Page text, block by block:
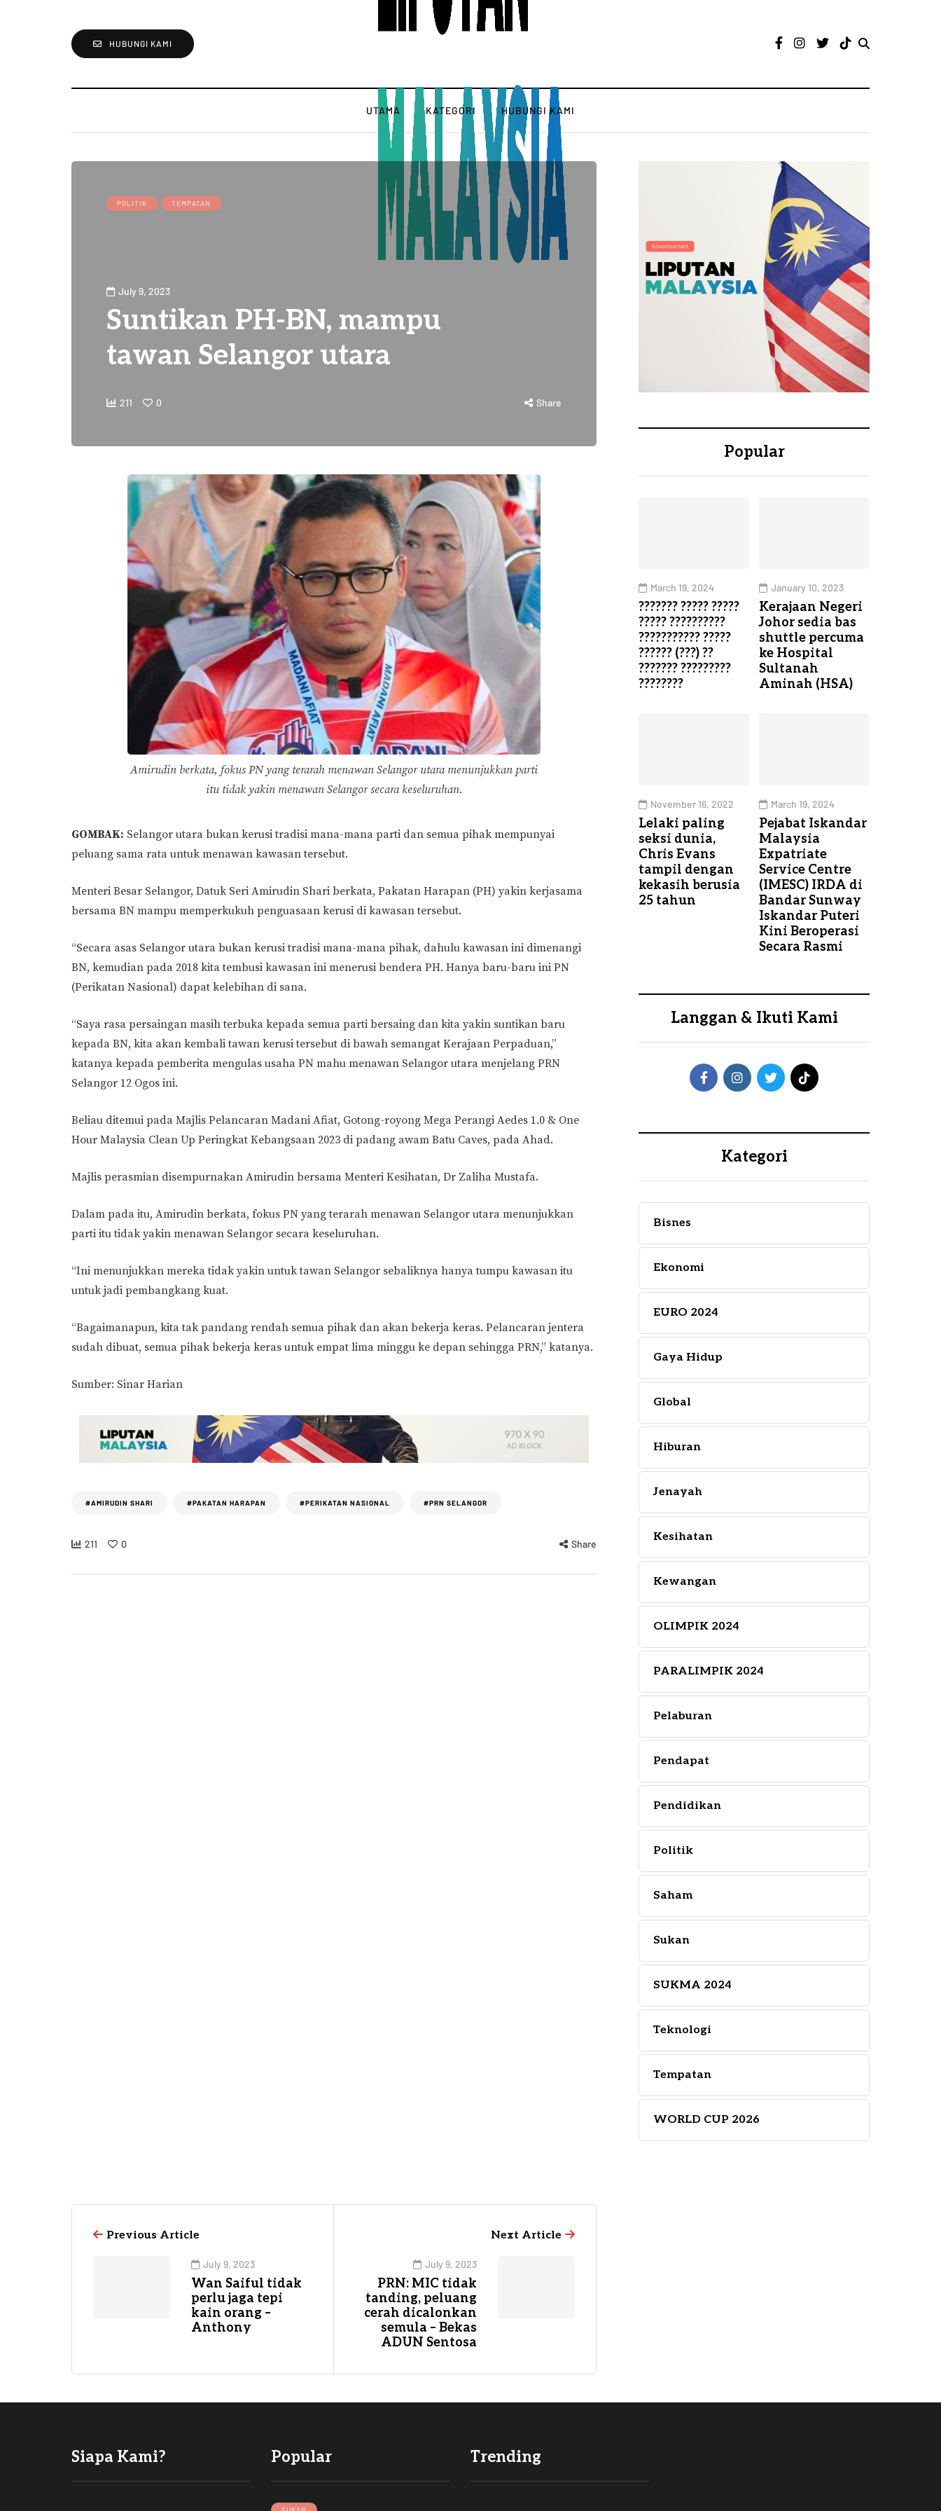
HUBUNGI KAMI
UTAMA KATEGORI HUBUNGI KAMI
POLITIK TEMPATAN
July 9, 2023
Suntikan PH-BN, mampu
tawan Selangor utara
211 0 Share
Amirudin berkata, fokus PN yang terarah menawan Selangor utara menunjukkan parti
itu tidak yakin menawan Selangor secara keseluruhan.
GOMBAK: Selangor utara bukan kerusi tradisi mana-mana parti dan semua pihak mempunyai
peluang sama rata untuk menawan kawasan tersebut.
Menteri Besar Selangor, Datuk Seri Amirudin Shari berkata, Pakatan Harapan (PH) yakin kerjasama
bersama BN mampu memperkukuh penguasaan kerusi di kawasan tersebut.
“Secara asas Selangor utara bukan kerusi tradisi mana-mana pihak, dahulu kawasan ini dimenangi
BN, kemudian pada 2018 kita tembusi kawasan ini menerusi bendera PH. Hanya baru-baru ini PN
(Perikatan Nasional) dapat kelebihan di sana.
“Saya rasa persaingan masih terbuka kepada semua parti bersaing dan kita yakin suntikan baru
kepada BN, kita akan kembali tawan kerusi tersebut di bawah semangat Kerajaan Perpaduan,”
katanya kepada pemberita mengulas usaha PN mahu menawan Selangor utara menjelang PRN
Selangor 12 Ogos ini.
Beliau ditemui pada Majlis Pelancaran Madani Afiat, Gotong-royong Mega Perangi Aedes 1.0 & One
Hour Malaysia Clean Up Peringkat Kebangsaan 2023 di padang awam Batu Caves, pada Ahad.
Majlis perasmian disempurnakan Amirudin bersama Menteri Kesihatan, Dr Zaliha Mustafa.
Dalam pada itu, Amirudin berkata, fokus PN yang terarah menawan Selangor utara menunjukkan
parti itu tidak yakin menawan Selangor secara keseluruhan.
“Ini menunjukkan mereka tidak yakin untuk tawan Selangor sebaliknya hanya tumpu kawasan itu
untuk jadi pembangkang kuat.
“Bagaimanapun, kita tak pandang rendah semua pihak dan akan bekerja keras. Pelancaran jentera
sudah dibuat, semua pihak bekerja keras untuk empat lima minggu ke depan sehingga PRN,” katanya.
Sumber: Sinar Harian
#AMIRUDIN SHARI #PAKATAN HARAPAN #PERIKATAN NASIONAL #PRN SELANGOR
211 0 Share
Popular
March 19, 2024
??????? ????? ?????
????? ??????????
??????????? ?????
?????? (???) ??
??????? ?????????
????????
January 10, 2023
Kerajaan Negeri
Johor sedia bas
shuttle percuma
ke Hospital
Sultanah
Aminah (HSA)
November 16, 2022
Lelaki paling
seksi dunia,
Chris Evans
tampil dengan
kekasih berusia
25 tahun
March 19, 2024
Pejabat Iskandar
Malaysia
Expatriate
Service Centre
(IMESC) IRDA di
Bandar Sunway
Iskandar Puteri
Kini Beroperasi
Secara Rasmi
Langgan & Ikuti Kami
Kategori
Bisnes
Ekonomi
EURO 2024
Gaya Hidup
Global
Hiburan
Jenayah
Kesihatan
Kewangan
OLIMPIK 2024
PARALIMPIK 2024
Pelaburan
Pendapat
Pendidikan
Politik
Saham
Sukan
SUKMA 2024
Teknologi
Tempatan
WORLD CUP 2026
Previous Article
July 9, 2023
Wan Saiful tidak
perlu jaga tepi
kain orang –
Anthony
Next Article
July 9, 2023
PRN: MIC tidak
tanding, peluang
cerah dicalonkan
semula – Bekas
ADUN Sentosa
Siapa Kami? Popular Trending